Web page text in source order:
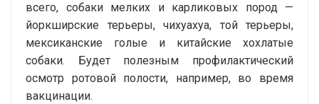
всего, собаки мелких и карликовых пород —
йоркширские терьеры, чихуахуа, той терьеры,
мексиканские голые и китайские хохлатые
собаки. Будет полезным профилактический
осмотр ротовой полости, например, во время
вакцинации.